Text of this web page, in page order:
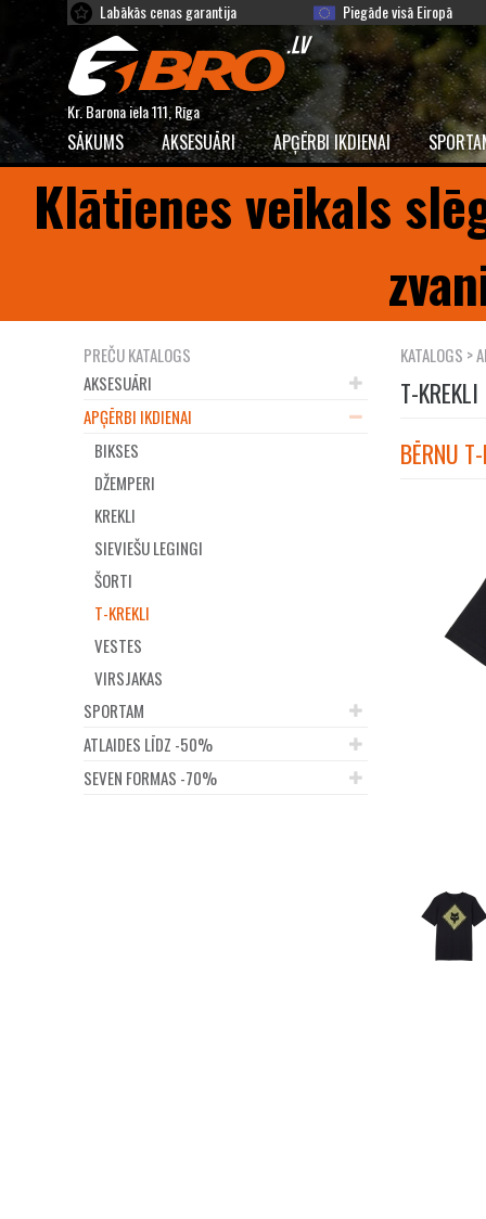
Labākās cenas garantija Piegāde visā Eiropā
Kr. Barona iela 111, Rīga
SĀKUMS AKSESUĀRI APĢĒRBI IKDIENAI
Klātienes veikals
PREČU KATALOGS
AKSESUĀRI
APĢĒRBI IKDIENAI
BIKSES
DŽEMPERI
KREKLI
SIEVIEŠU LEGINGI
ŠORTI
T-KREKLI
VESTES
VIRSJAKAS
SPORTAM
ATLAIDES LĪDZ -50%
SEVEN FORMAS -70%
KATALOGS >
T-KREKLI
BĒRNU